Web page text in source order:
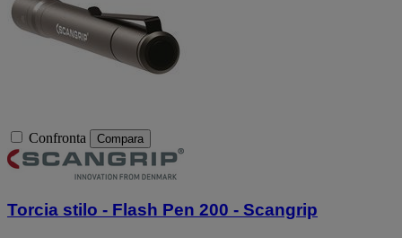
Confronta Compara
Torcia stilo - Flash Pen 200 - Scangrip